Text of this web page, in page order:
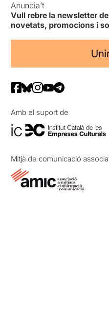
Anuncia’t
Vull rebre la newsletter
novetats, promocions i
Amb el suport de
Mitjà de comunicació